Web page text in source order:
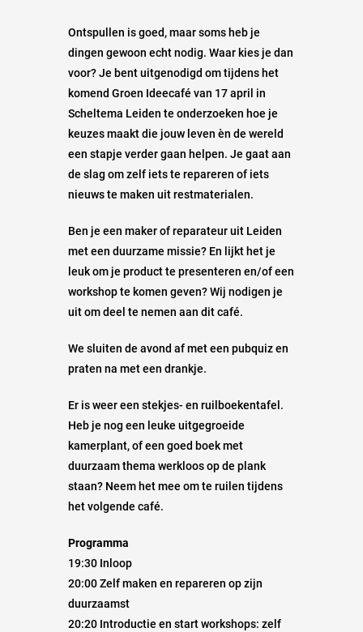
Ontspullen is goed, maar soms heb je
dingen gewoon echt nodig. Waar kies je dan
voor? Je bent uitgenodigd om tijdens het
komend Groen Ideecafé van 17 april in
Scheltema Leiden te onderzoeken hoe je
keuzes maakt die jouw leven èn de wereld
een stapje verder gaan helpen. Je gaat aan
de slag om zelf iets te repareren of iets
nieuws te maken uit restmaterialen.
Ben je een maker of reparateur uit Leiden
met een duurzame missie? En lijkt het je
leuk om je product te presenteren en/of een
workshop te komen geven? Wij nodigen je
uit om deel te nemen aan dit café.
We sluiten de avond af met een pubquiz en
praten na met een drankje.
Er is weer een stekjes- en ruilboekentafel.
Heb je nog een leuke uitgegroeide
kamerplant, of een goed boek met
duurzaam thema werkloos op de plank
staan? Neem het mee om te ruilen tijdens
het volgende café.
Programma
19:30 Inloop
20:00 Zelf maken en repareren op zijn
duurzaamst
20:20 Introductie en start workshops: zelf